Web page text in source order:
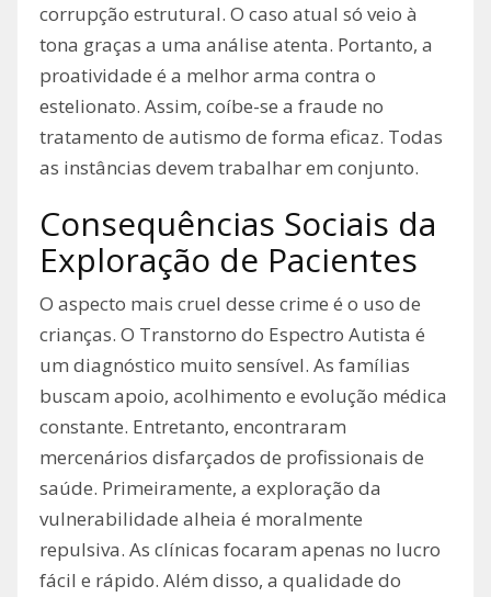
corrupção estrutural. O caso atual só veio à
tona graças a uma análise atenta. Portanto, a
proatividade é a melhor arma contra o
estelionato. Assim, coíbe-se a fraude no
tratamento de autismo de forma eficaz. Todas
as instâncias devem trabalhar em conjunto.
Consequências Sociais da
Exploração de Pacientes
O aspecto mais cruel desse crime é o uso de
crianças. O Transtorno do Espectro Autista é
um diagnóstico muito sensível. As famílias
buscam apoio, acolhimento e evolução médica
constante. Entretanto, encontraram
mercenários disfarçados de profissionais de
saúde. Primeiramente, a exploração da
vulnerabilidade alheia é moralmente
repulsiva. As clínicas focaram apenas no lucro
fácil e rápido. Além disso, a qualidade do